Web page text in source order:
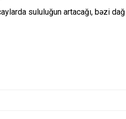
sululuğun artacağı, bəzi